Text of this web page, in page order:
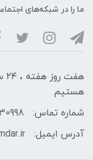
ما را در شبکه‌های
هستیم
شماره تماس:
آدرس ایمیل: